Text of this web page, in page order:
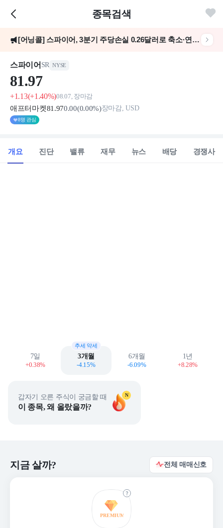
종목검색
[어닝콜] 스파이어, 3분기 주당손실 0.26달러로 축소·연 5~7% EPS 성장 목표 재확인
스파이어 SR NYSE
81.97
+1.13(+1.40%)08.07, 장마감
애프터마켓81 .970.00(0.00%)장마감, USD
8명 관심
개요 진단 밸류 재무 뉴스 배당 경쟁사
7일
+0.38%
3개월
-4.15%
추세 약세
6개월
-6.09%
1년
+8.28%
N
갑자기 오른 주식이 궁금할 때
이 종목, 왜 올랐을까?
지금 살까? 전체 매매신호